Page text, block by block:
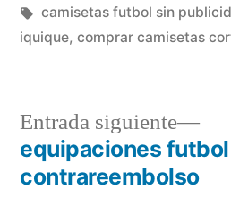
en
Etiquetas:
camisetas futbol sin
iquique, comprar camisetas
Navegación
Entrada siguiente
equipaciones futbol
contrareembolso